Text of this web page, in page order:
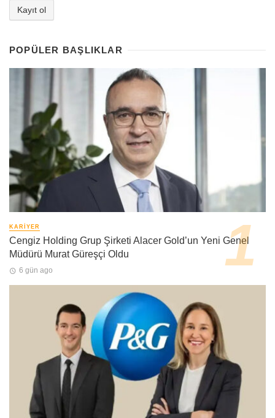
POPÜLER BAŞLIKLAR
KARIYER
Cengiz Holding Grup Şirketi Alacer Gold’un Yeni Genel
Müdürü Murat Güreşçi Oldu
6 gün ago